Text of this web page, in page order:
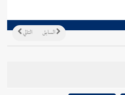
التالي السابق